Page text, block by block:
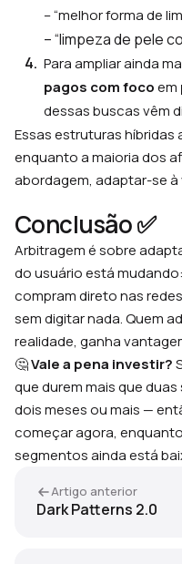
– “melhor forma de
– “limpeza de pele
Para ampliar ainda
pagos com focoem
dessas buscas vêm
Essas estruturas híbridas
enquanto a maioria dos
abordagem, adaptar-se
Conclusão ✅
Arbitragem é sobre
do usuário está
compram direto nas
sem digitar nada. Quem
realidade, ganha
🤔Vale a pena investir?
que durem mais que
dois meses ou mais —
começar agora,
segmentos ainda está
Artigo anterior
Dark Patterns 2.0